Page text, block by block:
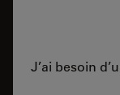
J’ai besoin